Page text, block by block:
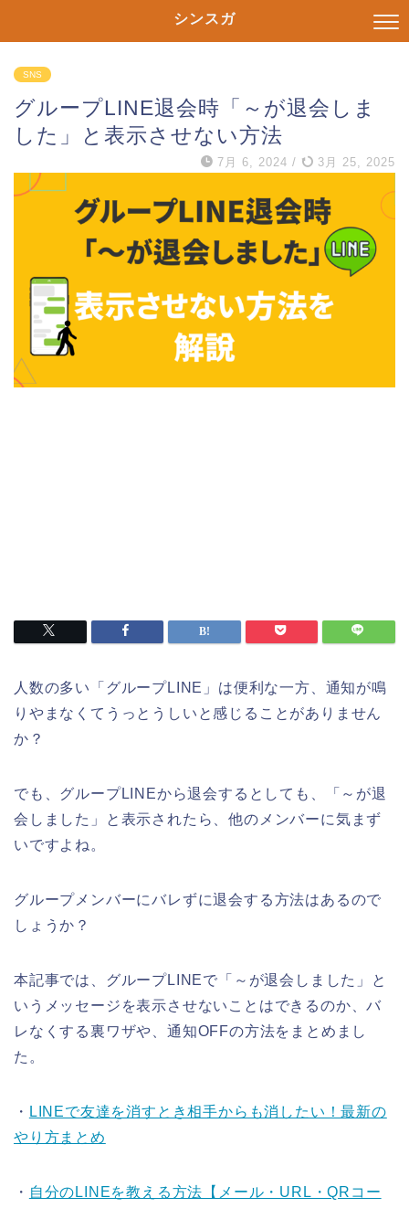
シンスガ
SNS
グループLINE退会時「～が退会しま
した」と表示させない方法
7月 6, 2024 / 3月 25, 2025
人数の多い「グループLINE」は便利な一方、通知が鳴
りやまなくてうっとうしいと感じることがありません
か？
でも、グループLINEから退会するとしても、「～が退
会しました」と表示されたら、他のメンバーに気まず
いですよね。
グループメンバーにバレずに退会する方法はあるので
しょうか？
本記事では、グループLINEで「～が退会しました」と
いうメッセージを表示させないことはできるのか、バ
レなくする裏ワザや、通知OFFの方法をまとめまし
た。
・ LINEで友達を消すとき相手からも消したい！最新の
やり方まとめ
・ 自分のLINEを教える方法【メール・URL・QRコー